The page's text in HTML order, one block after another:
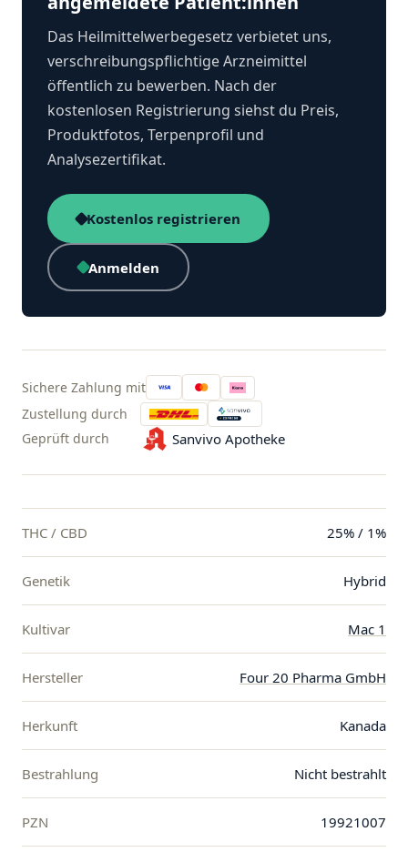
Das Heilmittelwerbegesetz verbietet uns,
verschreibungspflichtige Arzneimittel
öffentlich zu bewerben. Nach der
kostenlosen Registrierung siehst du Preis,
Produktfotos, Terpenprofil und
Analysezertifikat.
Kostenlos registrieren
Anmelden
Sichere Zahlung mit
Zustellung durch
Geprüft durch
Sanvivo Apotheke
THC / CBD 25% / 1%
Genetik Hybrid
Kultivar Mac 1
Hersteller Four 20 Pharma GmbH
Herkunft Kanada
Bestrahlung Nicht bestrahlt
PZN 19921007